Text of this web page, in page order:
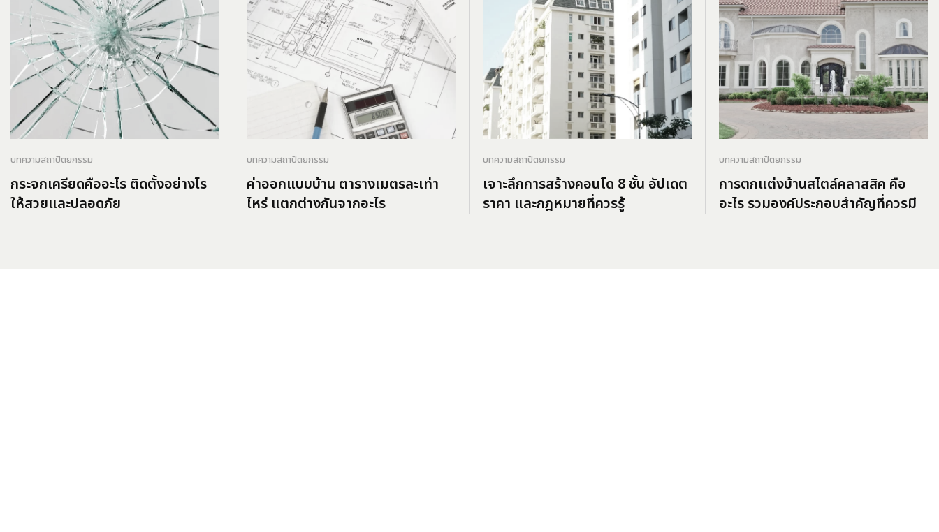
บทความสถาปัตยกรรม
กระจกเครียดคืออะไร ติดตั้งอย่างไร
ให้สวยและปลอดภัย
บทความสถาปัตยกรรม
ค่าออกแบบบ้าน ตารางเมตรละเท่า
ไหร่ แตกต่างกันจากอะไร
บทความสถาปัตยกรรม
เจาะลึกการสร้างคอนโด 8 ชั้น อัปเดต
ราคา และกฎหมายที่ควรรู้
บทความสถาปัตยกรรม
การตกแต่งบ้านสไตล์คลาสสิค คือ
อะไร รวมองค์ประกอบสำคัญที่ควรมี